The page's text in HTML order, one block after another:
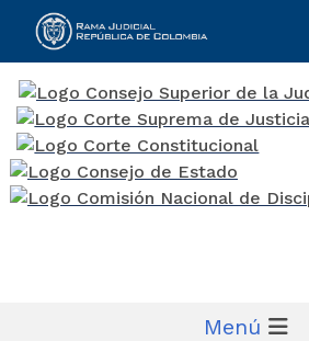
Rama Judicial
Menú